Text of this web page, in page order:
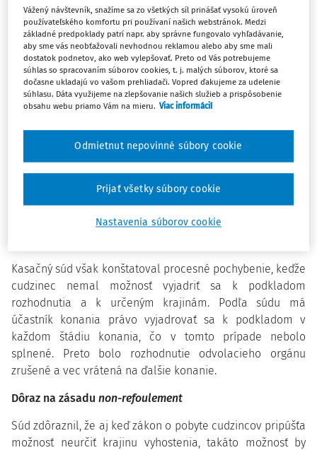
administratívneho vyhostenia štátneho príslušníka
Tadžikistanu, ktorého odvolacie konanie viedlo k
zrušeniu konkrétnej krajiny vyhostenia. Súd pritom
zdôraznil dôležitosť procesných práv vyhosťovaného
cudzieho štátneho príslušníka.
Súd konštatoval procesné pochybenie
Oddelenie hraničnej kontroly Policajného zboru pôvodne
Ukrajinu a zákazalo mu vstup na územie EÚ na obdobie
desiatich rokov. Riaditeľstvo hraničnej a cudzineckej
polície ako odvolací orgán rozhodnutie čiastočne zmenilo
a neurčilo konkrétnu krajinu vyhostenia, hoci v rozhodnutí
Kasačný súd však konštatoval procesné pochybenie, keďže
cudzinec nemal možnosť vyjadriť sa k podkladom
rozhodnutia a k určeným krajinám. Podľa súdu má
účastník konania právo vyjadrovať sa k podkladom v
každom štádiu konania, čo v tomto prípade nebolo
splnené. Preto bolo rozhodnutie odvolacieho orgánu
zrušené a vec vrátená na ďalšie konanie.
Dôraz na zásadu non-refoulement
Súd zdôraznil, že aj keď zákon o pobyte cudzincov pripúšťa
možnosť neurčiť krajinu vyhostenia, takáto možnosť by
Vážený návštevník, snažíme sa zo všetkých síl prinášať vysokú úroveň
používateľského komfortu pri používaní našich webstránok. Medzi
základné predpoklady patrí napr. aby správne fungovalo vyhľadávanie,
aby sme vás neobťažovali nevhodnou reklamou alebo aby sme mali
dostatok podnetov, ako web vylepšovať. Preto od Vás potrebujeme
súhlas so spracovaním súborov cookies, t. j. malých súborov, ktoré sa
dočasne ukladajú vo vašom prehliadači. Vopred ďakujeme za udelenie
súhlasu. Dáta využijeme na zlepšovanie našich služieb a prispôsobenie
obsahu webu priamo Vám na mieru. Viac informácií
Nastavenia súborov cookie
Odmietnut nepovinné súbory cookie
Prijať všetky súbory cookie